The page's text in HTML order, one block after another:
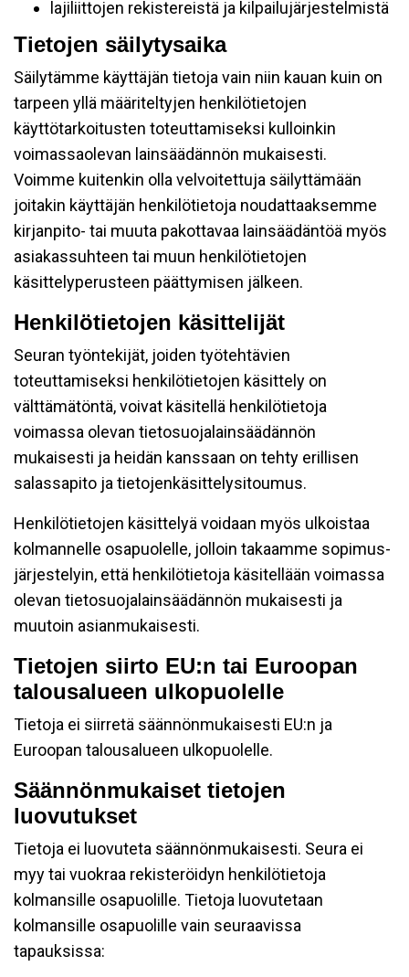
lajiliittojen rekistereistä ja kilpailujärjestelmistä
Tietojen säilytysaika
Säilytämme käyttäjän tietoja vain niin kauan kuin on
tarpeen yllä määriteltyjen henkilötietojen
käyttötarkoitusten toteuttamiseksi kulloinkin
voimassaolevan lainsäädännön mukaisesti.
Voimme kuitenkin olla velvoitettuja säilyttämään
joitakin käyttäjän henkilötietoja noudattaaksemme
kirjanpito- tai muuta pakottavaa lainsäädäntöä myös
asiakassuhteen tai muun henkilötietojen
käsittelyperusteen päättymisen jälkeen.
Henkilötietojen käsittelijät
Seuran työntekijät, joiden työtehtävien
toteuttamiseksi henkilötietojen käsittely on
välttämätöntä, voivat käsitellä henkilötietoja
voimassa olevan tietosuojalainsäädännön
mukaisesti ja heidän kanssaan on tehty erillisen
salassapito ja tietojenkäsittelysitoumus.
Henkilötietojen käsittelyä voidaan myös ulkoistaa
kolmannelle osapuolelle, jolloin takaamme sopimus-
järjestelyin, että henkilötietoja käsitellään voimassa
olevan tietosuojalainsäädännön mukaisesti ja
muutoin asianmukaisesti.
Tietojen siirto EU:n tai Euroopan
talousalueen ulkopuolelle
Tietoja ei siirretä säännönmukaisesti EU:n ja
Euroopan talousalueen ulkopuolelle.
Säännönmukaiset tietojen
luovutukset
Tietoja ei luovuteta säännönmukaisesti. Seura ei
myy tai vuokraa rekisteröidyn henkilötietoja
kolmansille osapuolille. Tietoja luovutetaan
kolmansille osapuolille vain seuraavissa
tapauksissa: